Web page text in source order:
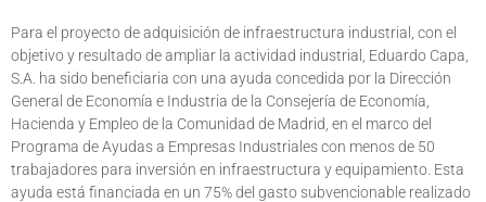
Para el proyecto de adquisición de infraestructura industrial, con el
objetivo y resultado de ampliar la actividad industrial, Eduardo Capa,
S.A. ha sido beneficiaria con una ayuda concedida por la Dirección
General de Economía e Industria de la Consejería de Economía,
Hacienda y Empleo de la Comunidad de Madrid, en el marco del
Programa de Ayudas a Empresas Industriales con menos de 50
trabajadores para inversión en infraestructura y equipamiento. Esta
ayuda está financiada en un 75% del gasto subvencionable realizado